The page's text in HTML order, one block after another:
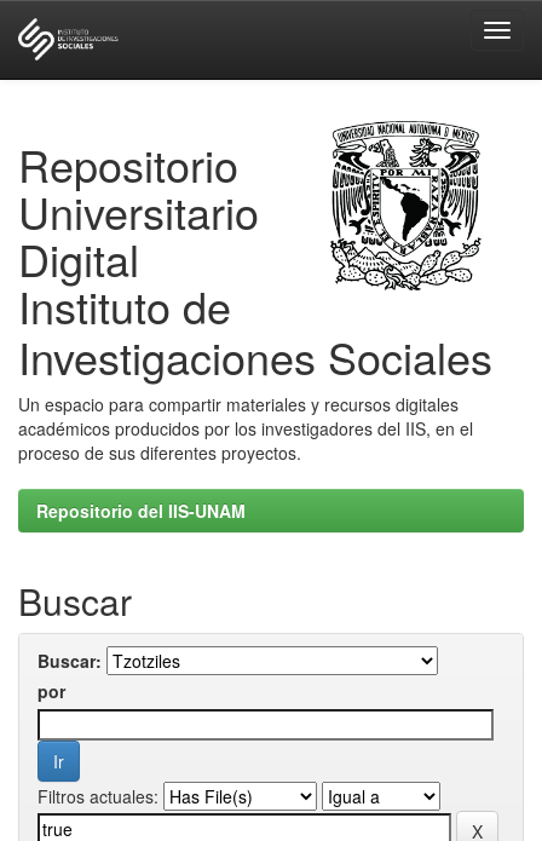
Repositorio
Universitario
Digital
Instituto de
Investigaciones Sociales
Un espacio para compartir materiales y recursos digitales
académicos producidos por los investigadores del IIS, en el
proceso de sus diferentes proyectos.
Repositorio del IIS-UNAM
Buscar
Buscar:
por
Filtros actuales: